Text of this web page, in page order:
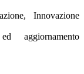
Innovazione
aggiornamento